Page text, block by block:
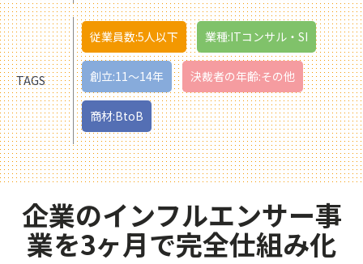
TAGS
従業員数:5人以下 業種:ITコンサル・SI
創立:11〜14年 決裁者の年齢:その他
商材:BtoB
企業のインフルエンサー事
業を3ヶ月で完全仕組み化